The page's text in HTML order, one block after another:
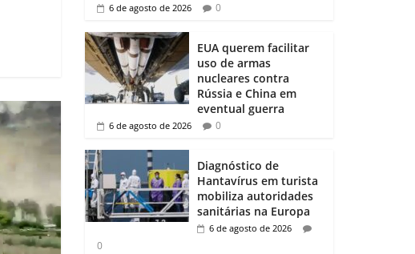
6 de agosto de 2026 0
EUA querem facilitar
uso de armas
nucleares contra
Rússia e China em
eventual guerra
6 de agosto de 2026 0
Diagnóstico de
Hantavírus em turista
mobiliza autoridades
sanitárias na Europa
6 de agosto de 2026
0